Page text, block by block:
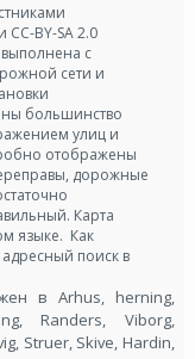
СС-BY-SA 2.0
с
сети и
большинство
улиц и
отображены
дорожные
Карта
языке. Как
поиск в
в Arhus, herning,
Randers, Viborg,
Struer, Skive, Hardin,